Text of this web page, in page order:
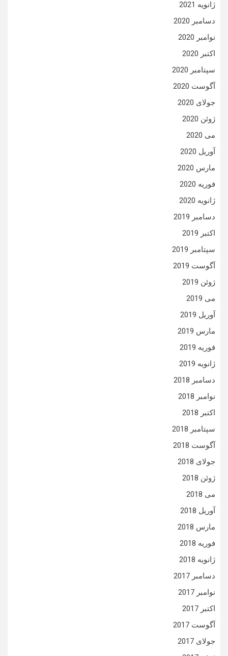
ژانویه 2021
دسامبر 2020
نوامبر 2020
اکتبر 2020
سپتامبر 2020
آگوست 2020
جولای 2020
ژوئن 2020
می 2020
آوریل 2020
مارس 2020
فوریه 2020
ژانویه 2020
دسامبر 2019
اکتبر 2019
سپتامبر 2019
آگوست 2019
ژوئن 2019
می 2019
آوریل 2019
مارس 2019
فوریه 2019
ژانویه 2019
دسامبر 2018
نوامبر 2018
اکتبر 2018
سپتامبر 2018
آگوست 2018
جولای 2018
ژوئن 2018
می 2018
آوریل 2018
مارس 2018
فوریه 2018
ژانویه 2018
دسامبر 2017
نوامبر 2017
اکتبر 2017
آگوست 2017
جولای 2017